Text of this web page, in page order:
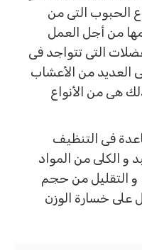
الحبوب التى من
من أجل العمل
التى تتواجد فى
من الأعشاب
هى من الأنواع
فى التنظيف
و الكلى من المواد
و التقليل من حجم
على خسارة الوزن